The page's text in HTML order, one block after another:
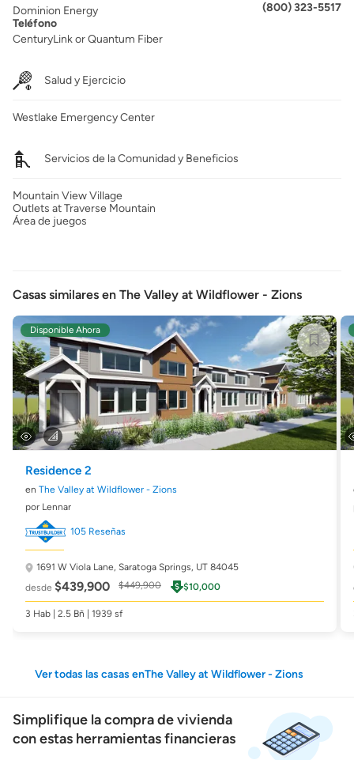
Dominion Energy
(800) 323-5517
Teléfono
CenturyLink or Quantum Fiber
Salud y Ejercicio
Westlake Emergency Center
Servicios de la Comunidad y Beneficios
Mountain View Village
Outlets at Traverse Mountain
Área de juegos
Casas similares en The Valley at Wildflower - Zions
Disponible Ahora
Residence 2
en The Valley at Wildflower - Zions
por Lennar
105 Reseñas
1691 W Viola Lane, Saratoga Springs, UT 84045
desde $439,900 $449,900 $10,000
3 Hab | 2.5 Bñ | 1939 sf
Ver todas las casas enThe Valley at Wildflower - Zions
Simplifique la compra de vivienda
con estas herramientas financieras